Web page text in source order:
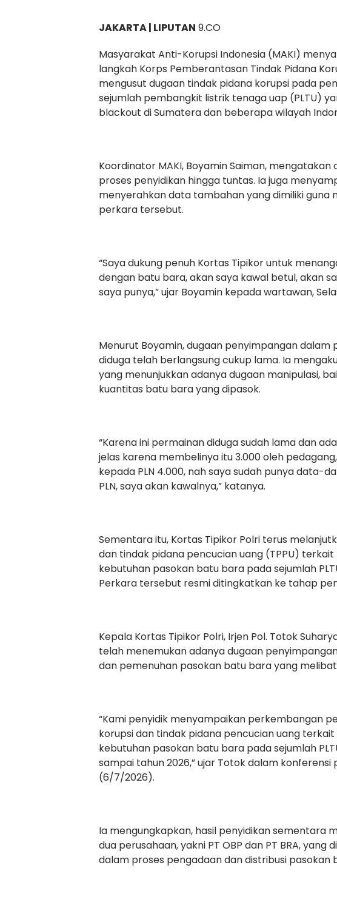
JAKARTA | LIPUTAN 9.CO
Masyarakat Anti-Korupsi Indonesia (MAKI)
langkah Korps Pemberantasan Tindak Pidana
mengusut dugaan tindak pidana korupsi pada
sejumlah pembangkit listrik tenaga uap (PLTU)
blackout di Sumatera dan beberapa wilayah
Koordinator MAKI, Boyamin Saiman,
proses penyidikan hingga tuntas. Ia juga
menyerahkan data tambahan yang dimiliki guna
perkara tersebut.
“Saya dukung penuh Kortas Tipikor untuk
dengan batu bara, akan saya kawal betul, akan
saya punya,” ujar Boyamin kepada wartawan,
Menurut Boyamin, dugaan penyimpangan
diduga telah berlangsung cukup lama. Ia
yang menunjukkan adanya dugaan manipulasi,
kuantitas batu bara yang dipasok.
“Karena ini permainan diduga sudah lama dan
jelas karena membelinya itu 3.000 oleh
kepada PLN 4.000, nah saya sudah punya data-
PLN, saya akan kawalnya,” katanya.
Sementara itu, Kortas Tipikor Polri terus
dan tindak pidana pencucian uang (TPPU)
kebutuhan pasokan batu bara pada sejumlah
Perkara tersebut resmi ditingkatkan ke tahap
Kepala Kortas Tipikor Polri, Irjen Pol. Totok
telah menemukan adanya dugaan
dan pemenuhan pasokan batu bara yang
“Kami penyidik menyampaikan perkembangan
korupsi dan tindak pidana pencucian uang
kebutuhan pasokan batu bara pada sejumlah
sampai tahun 2026,” ujar Totok dalam konferensi
(6/7/2026).
Ia mengungkapkan, hasil penyidikan sementara
dua perusahaan, yakni PT OBP dan PT BRA,
dalam proses pengadaan dan distribusi pasokan